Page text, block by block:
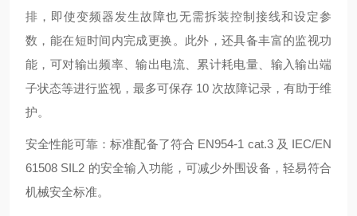
排，即使变频器发生故障也无需拆装控制接线和设定参
数，能在短时间内完成更换。此外，还具备丰富的监视功
能，可对输出频率、输出电流、累计耗电量、输入输出端
子状态等进行监视，最多可保存 10 次故障记录，有助于维
护。
安全性能可靠：标准配备了符合 EN954-1 cat.3 及 IEC/EN
61508 SIL2 的安全输入功能，可减少外围设备，轻易符合
机械安全标准。